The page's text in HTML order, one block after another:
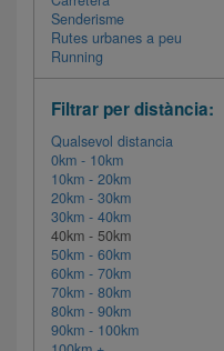
Senderisme
Rutes urbanes a peu
Running
Filtrar per distància:
Qualsevol distancia
0km - 10km
10km - 20km
20km - 30km
30km - 40km
40km - 50km
50km - 60km
60km - 70km
70km - 80km
80km - 90km
90km - 100km